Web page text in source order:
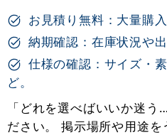
お見積り無料：大量購
納期確認：在庫状況や
仕様の確認：サイズ・
ど。
「どれを選べばいいか迷
ださい。 掲示場所や用途